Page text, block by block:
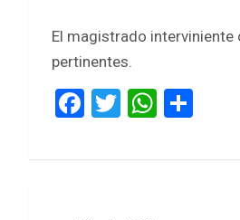
El magistrado
pertinentes.
F
ce
T
tt
W
at ar